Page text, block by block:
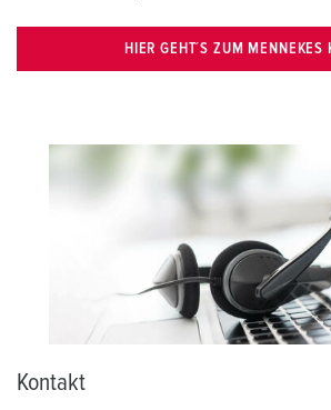
HIER GEHT´S ZUM MENNEKES
Kontakt